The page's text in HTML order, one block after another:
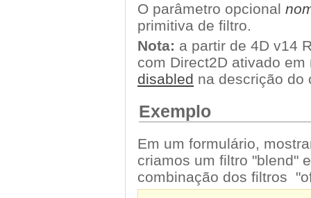
O parâmetro opcional
primitiva de filtro.
Nota: a partir de 4D v14
com Direct2D ativado
disabled na descrição
Exemplo
Em um formulário,
criamos um filtro "blend"
combinação dos filtros